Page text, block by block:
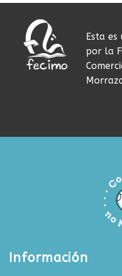
Esta
por la
Información